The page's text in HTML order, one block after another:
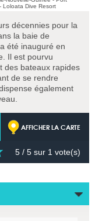
décennies pour la
la baie de
été inauguré en
Il est pourvu
des bateaux rapides
de se rendre
également
AFFICHER LA CARTE
5 / 5 sur 1 vote(s)